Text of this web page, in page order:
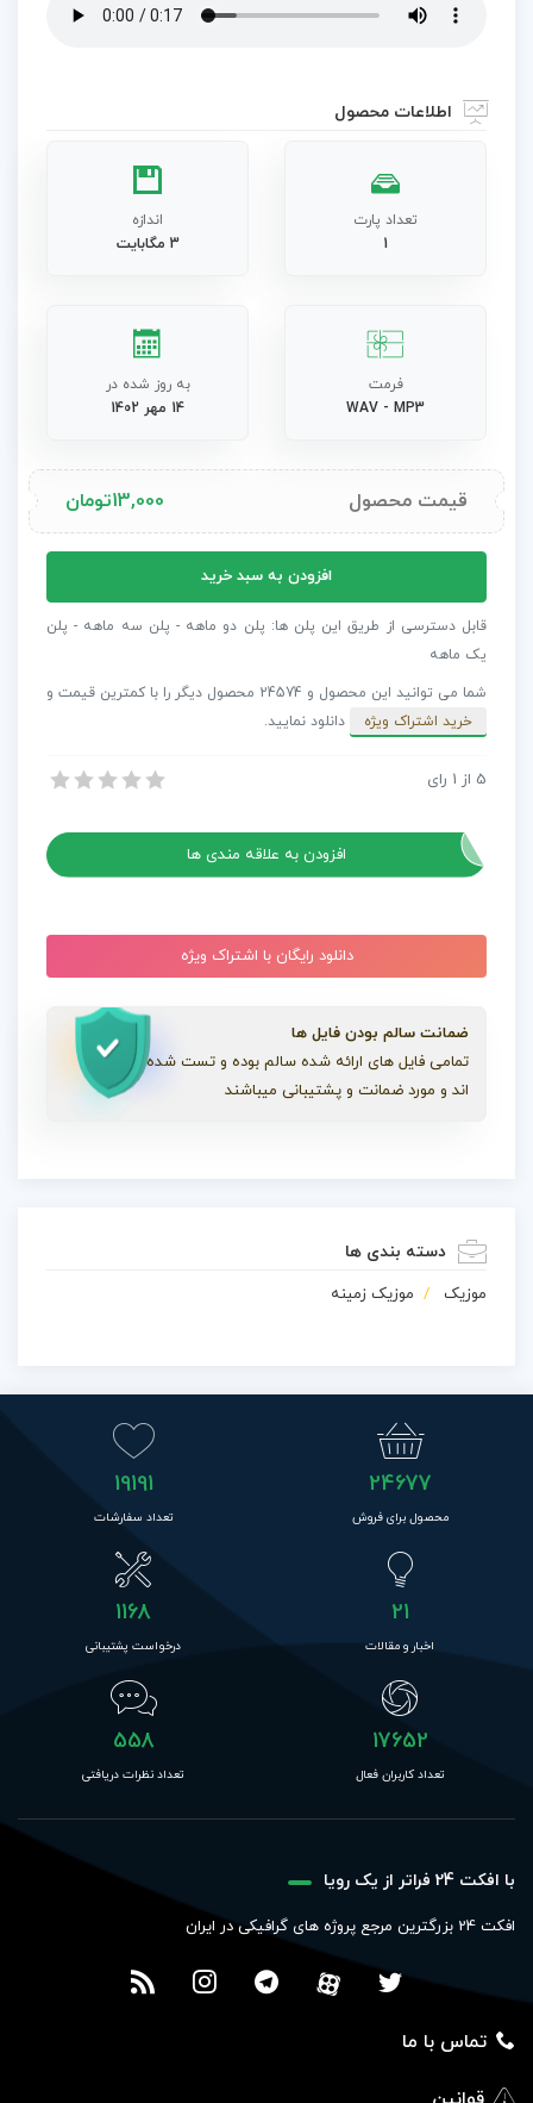
اطلاعات محصول
تعداد پارت
1
اندازه
3 مگابایت
فرمت
WAV - MP3
به روز شده در
14 مهر 1402
قیمت محصول 13,000تومان
کلام
مخصوص
درام
Stomp
Logo
عدد
افزودن به سبد خرید
قابل دسترسی از طریق این پلن ها: پلن دو ماهه - پلن سه ماهه - پلن
یک ماهه
شما می توانید این محصول و 24574 محصول دیگر را با کمترین قیمت و
خرید اشتراک ویژه
دانلود نمایید.
آهنگ بی کلام مخصوص لوگو موشن درام Big Stomp Percussion Logo
5 از 1 رای
افزودن به علاقه مندی ها
دانلود رایگان با اشتراک ویژه
ضمانت سالم بودن فایل ها
تمامی فایل های ارائه شده سالم بوده و تست شده
اند و مورد ضمانت و پشتیبانی میباشند
دسته بندی ها
موزیک موزیک زمینه
24677
محصول برای فروش
19191
تعداد سفارشات
21
اخبار و مقالات
1168
درخواست پشتیبانی
17652
تعداد کاربران فعال
558
تعداد نظرات دریافتی
با افکت 24 فراتر از یک رویا
افکت 24 بزرگترین مرجع پروژه های گرافیکی در ایران
تماس با ما